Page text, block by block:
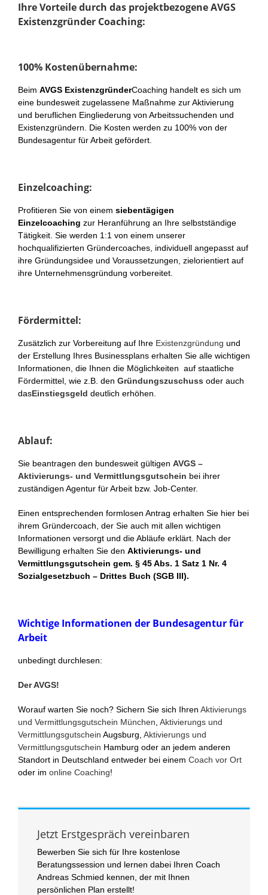
Ihre Vorteile durch das projektbezogene AVGS
Existenzgründer Coaching:
100% Kostenübernahme:
Beim AVGS ExistenzgründerCoaching handelt es sich um
eine bundesweit zugelassene Maßnahme zur Aktivierung
und beruflichen Eingliederung von Arbeitssuchenden und
Existenzgründern. Die Kosten werden zu 100% von der
Bundesagentur für Arbeit gefördert.
Einzelcoaching:
Profitieren Sie von einem siebentägigen
Einzelcoaching zur Heranführung an Ihre selbstständige
Tätigkeit. Sie werden 1:1 von einem unserer
hochqualifizierten Gründercoaches, individuell angepasst auf
ihre Gründungsidee und Voraussetzungen, zielorientiert auf
ihre Unternehmensgründung vorbereitet.
Fördermittel:
Zusätzlich zur Vorbereitung auf Ihre Existenzgründung und
der Erstellung Ihres Businessplans erhalten Sie alle wichtigen
Informationen, die Ihnen die Möglichkeiten auf staatliche
Fördermittel, wie z.B. den Gründungszuschuss oder auch
dasEinstiegsgeld deutlich erhöhen.
Ablauf:
Sie beantragen den bundesweit gültigen AVGS –
Aktivierungs- und Vermittlungsgutschein bei ihrer
zuständigen Agentur für Arbeit bzw. Job-Center.
Einen entsprechenden formlosen Antrag erhalten Sie hier bei
ihrem Gründercoach, der Sie auch mit allen wichtigen
Informationen versorgt und die Abläufe erklärt. Nach der
Bewilligung erhalten Sie den Aktivierungs- und
Vermittlungsgutschein gem. § 45 Abs. 1 Satz 1 Nr. 4
Sozialgesetzbuch – Drittes Buch (SGB III).
Wichtige Informationen der Bundesagentur für
Arbeit
unbedingt durchlesen:
Der AVGS!
Worauf warten Sie noch? Sichern Sie sich Ihren Aktivierungs
und Vermittlungsgutschein München Aktivierungs und
Vermittlungsgutschein Augsburg, Aktivierungs und
Vermittlungsgutschein Hamburg oder an jedem anderen
Standort in Deutschland entweder bei einem Coach vor Ort
oder im online Coaching!
Jetzt Erstgespräch vereinbaren
Bewerben Sie sich für Ihre kostenlose
Beratungssession und lernen dabei Ihren Coach
Andreas Schmied kennen, der mit Ihnen
persönlichen Plan erstellt!